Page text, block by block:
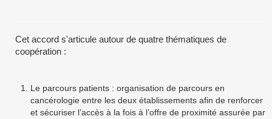
Cet accord s'articule autour de quatre thématiques de
coopération :
Le parcours patients : organisation de parcours en
cancérologie entre les deux établissements afin de renforcer
et sécuriser l’accès à la fois à l’offre de proximité assurée par